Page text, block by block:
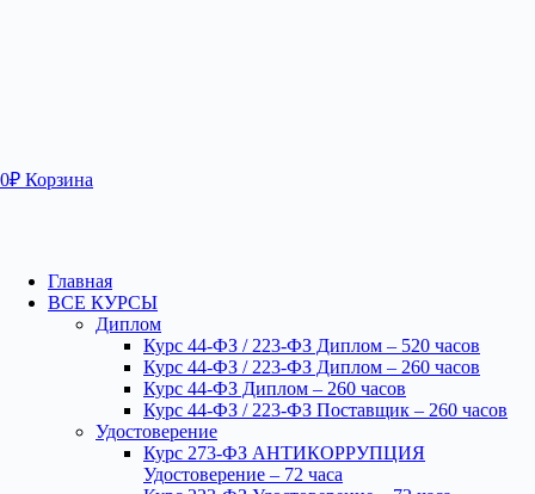
0₽ Корзина
Главная
ВСЕ КУРСЫ
Диплом
Курс 44-ФЗ / 223-ФЗ Диплом – 520 часов
Курс 44-ФЗ / 223-ФЗ Диплом – 260 часов
Курс 44-ФЗ Диплом – 260 часов
Курс 44-ФЗ / 223-ФЗ Поставщик – 260 часов
Удостоверение
Курс 273-ФЗ АНТИКОРРУПЦИЯ
Удостоверение – 72 часа